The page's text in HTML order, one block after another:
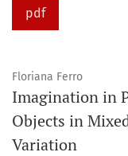
pdf
Floriana Ferro
Imagination in
Objects in
Variation